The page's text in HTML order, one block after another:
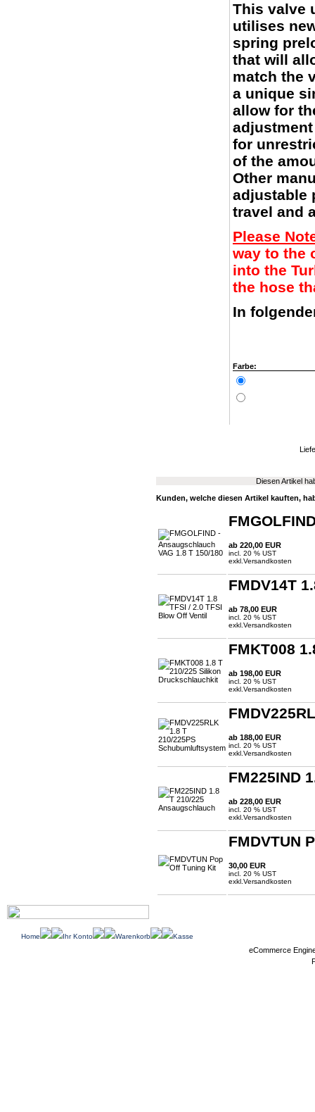
This valve
utilises
spring
that will
match the
a unique
allow for
for
of the
Other
adjustable
travel and
Please
way to the
into the
the hose
In
Farbe:
Diesen Artikel
Kunden, welche diesen Artikel kauften,
ab 220,00 EUR
incl. 20 % UST
exkl. Versandkosten
FMDV14T
ab 78,00 EUR
incl. 20 % UST
exkl. Versandkosten
FMKT008
ab 198,00 EUR
incl. 20 % UST
exkl. Versandkosten
ab 188,00 EUR
incl. 20 % UST
exkl. Versandkosten
FM225IND
ab 228,00 EUR
incl. 20 % UST
exkl. Versandkosten
FMDVTUN
30,00 EUR
incl. 20 % UST
exkl. Versandkosten
Home Ihr Konto Warenkorb Kasse
eCommerce